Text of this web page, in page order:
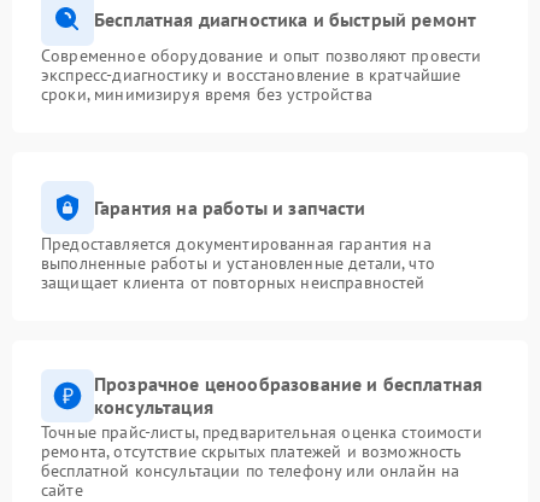
Бесплатная диагностика и быстрый ремонт
Современное оборудование и опыт позволяют провести
экспресс-диагностику и восстановление в кратчайшие
сроки, минимизируя время без устройства
Гарантия на работы и запчасти
Предоставляется документированная гарантия на
выполненные работы и установленные детали, что
защищает клиента от повторных неисправностей
Прозрачное ценообразование и бесплатная
консультация
Точные прайс-листы, предварительная оценка стоимости
ремонта, отсутствие скрытых платежей и возможность
бесплатной консультации по телефону или онлайн на
сайте